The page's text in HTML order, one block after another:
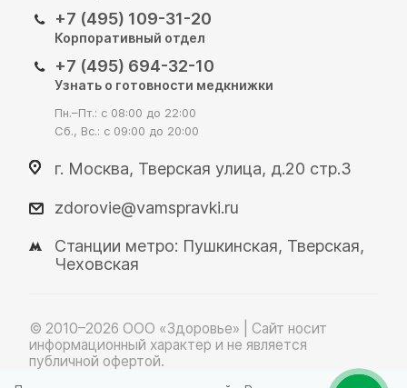
+7 (495) 109-31-20
Корпоративный отдел
+7 (495) 694-32-10
Узнать о готовности медкнижки
Пн.–Пт.: с 08:00 до 22:00
Сб., Вс.: с 09:00 до 20:00
г. Москва, Тверская улица, д.20 стр.3
zdorovie@vamspravki.ru
Станции метро: Пушкинская, Тверская,
Чеховская
© 2010–2026 OOO «Здоровье» | Сайт носит
информационный характер и не является
публичной офертой.